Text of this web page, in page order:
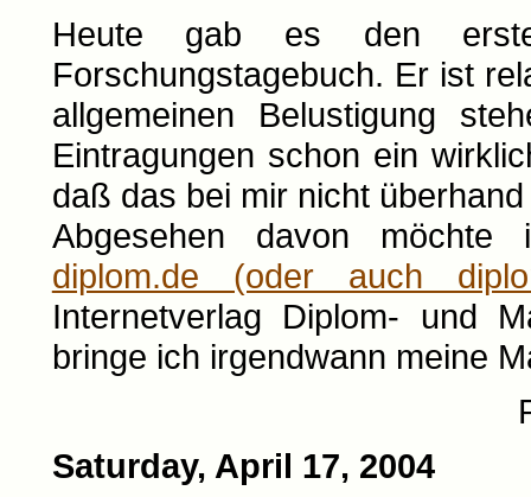
Heute gab es den
Forschungstagebuch. Er ist
allgemeinen Belustigung
Eintragungen schon ein
daß das bei mir nicht
Abgesehen davon
diplom.de (oder auch
Internetverlag Diplom- und
bringe ich irgendwann meine
Saturday, April 17, 2004